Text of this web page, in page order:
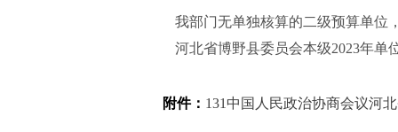
我部门无单独核算的二级预算单位
河北省博野县委员会本级2023年单
附件： 131中国人民政治协商会议河